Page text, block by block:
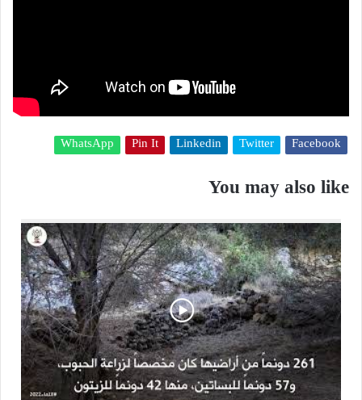
Facebook
Twitter
Linkedin
Pin It
WhatsApp
You may also like